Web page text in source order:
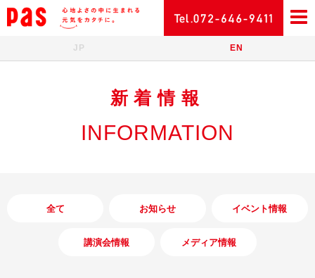
JP EN
新着情報
INFORMATION
全て お知らせ イベント情報
講演会情報 メディア情報